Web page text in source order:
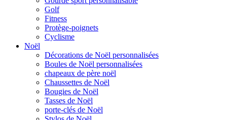
Golf
Fitness
Protège-poignets
Cyclisme
Noël
Décorations de Noël personnalisées
Boules de Noël personnalisées
chapeaux de père noël
Chaussettes de Noël
Bougies de Noël
Tasses de Noël
porte-clés de Noël